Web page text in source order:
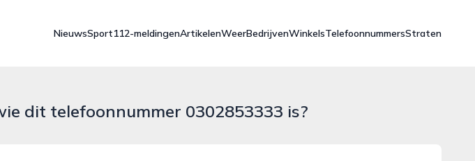
NieuwsSport112-meldingenArtikelenWeerBedrijvenWinkelsTelefoonnummersStraten
dit telefoonnummer 0302853333 is?